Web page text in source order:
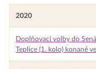
2020
Doplňovací volby do
Teplice (1. kolo) konané